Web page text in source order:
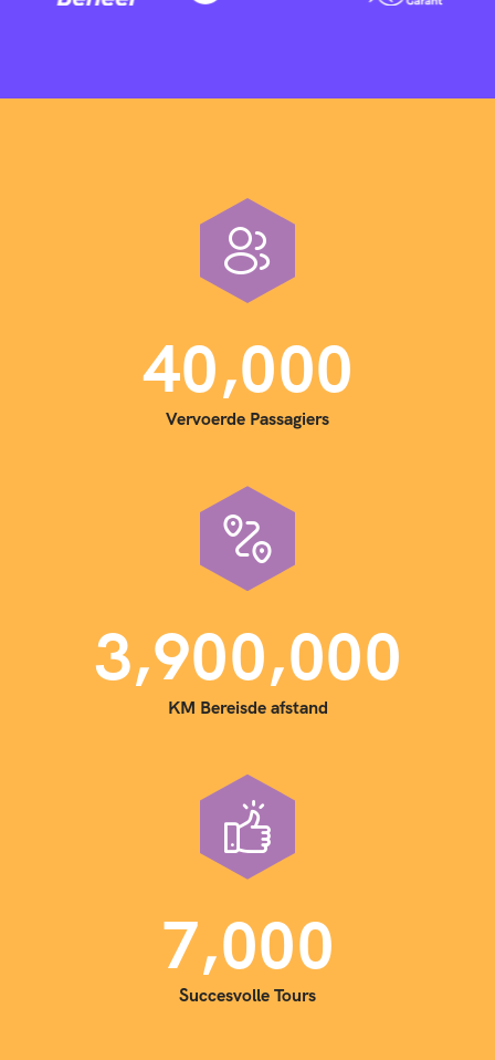
40,000
Vervoerde Passagiers
3,900,000
KM Bereisde afstand
7,000
Succesvolle Tours